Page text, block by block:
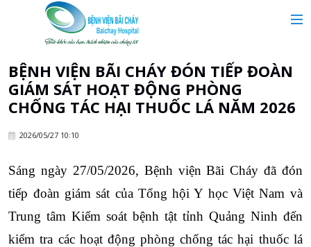
Giới thiệu
Chuyên khoa
Dịch vụ y tế
BỆNH VIỆN BÃI CHÁY ĐÓN TIẾP ĐOÀN
GIÁM SÁT HOẠT ĐỘNG PHÒNG
CHỐNG TÁC HẠI THUỐC LÁ NĂM 2026
2026/05/27 10:10
Sáng ngày 27/05/2026, Bệnh viện Bãi Cháy đã đón
tiếp đoàn giám sát của Tổng hội Y học Việt Nam và
Trung tâm Kiểm soát bệnh tật tỉnh Quảng Ninh đến
kiểm tra các hoạt động phòng chống tác hại thuốc lá